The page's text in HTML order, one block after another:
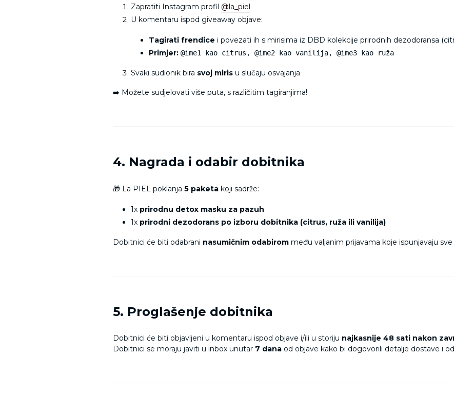
Zapratiti Instagram profil @la_piel
U komentaru ispod giveaway objave:
Tagirati frendice i povezati ih s mirisima iz DBD kolekcije prirodnih dezodoransa
Primjer: @ime1 kao citrus, @ime2 kao vanilija, @ime3 kao ruža
Svaki sudionik bira svoj miris u slučaju osvajanja
➡️ Možete sudjelovati više puta, s različitim tagiranjima!
4. Nagrada i odabir dobitnika
🎁 La PIEL poklanja5 paketa koji sadrže:
1x prirodnu detox masku za pazuh
1x prirodni dezodorans po izboru dobitnika (citrus, ruža ili vanilija)
Dobitnici će biti odabrani nasumičnim odabirom među valjanim prijavama koje ispunjavaju
5. Proglašenje dobitnika
Dobitnici će biti objavljeni u komentaru ispod objave i/ili u storiju najkasnije 48 sati nakon
Dobitnici se moraju javiti u inbox unutar 7 dana od objave kako bi dogovorili detalje dostave i